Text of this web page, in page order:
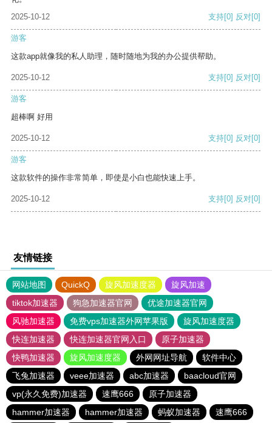
2025-10-12
支持[0] 反对[0]
游客
这款app就像我的私人助理，随时随地为我的办公提供帮助。
2025-10-12 支持[0] 反对[0]
游客
超棒啊 好用
2025-10-12 支持[0] 反对[0]
游客
这款软件的操作非常简单，即使是小白也能快速上手。
2025-10-12 支持[0] 反对[0]
友情链接
网站地图 QuickQ 旋风加速度器
旋风加速
tiktok加速器
狗急加速器官网
优途加速器官网
风驰加速器
免费vps加速器外网苹果版
旋风加速度器
快连加速器
快连加速器官网入口
原子加速器
快鸭加速器
旋风加速度器 外网网址导航
软件中心
飞兔加速器
veee加速器 abc加速器
baacloud官网
vp(永久免费)加速器
速鹰666
原子加速器
hammer加速器
hammer加速器 蚂蚁加速器 速鹰666